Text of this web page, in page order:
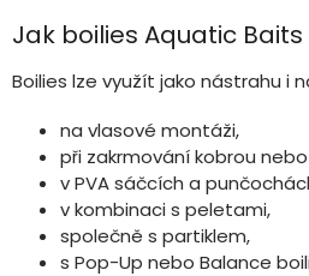
Jak boilies Aquatic
Boilies lze využít jako nástrahu i
na vlasové montáži,
při zakrmování kobrou
v PVA sáčcích a
v kombinaci s peletami,
společně s partiklem,
s Pop-Up nebo Balance